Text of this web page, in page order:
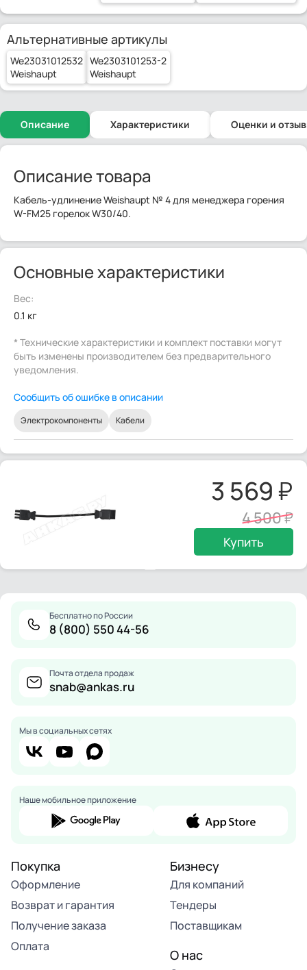
Альтернативные артикулы
We23031012532
Weishaupt
We2303101253-2
Weishaupt
Описание Характеристики Оценки и
Описание товара
Кабель-удлинение Weishaupt № 4 для менеджера горения
W-FM25 горелок W30/40.
Основные характеристики
Вес:
0.1 кг
* Технические характеристики и комплект поставки могут
быть изменены производителем без предварительного
уведомления.
Сообщить об ошибке в описании
Электрокомпоненты Кабели
3 569
4 500
Купить
Бесплатно по России
8 (800) 550 44-56
Почта отдела продаж
snab@ankas.ru
Мы в социальных сетях
Наше мобильное приложение
Покупка
Оформление
Возврат и гарантия
Получение заказа
Оплата
Бизнесу
Для компаний
Тендеры
Поставщикам
О нас